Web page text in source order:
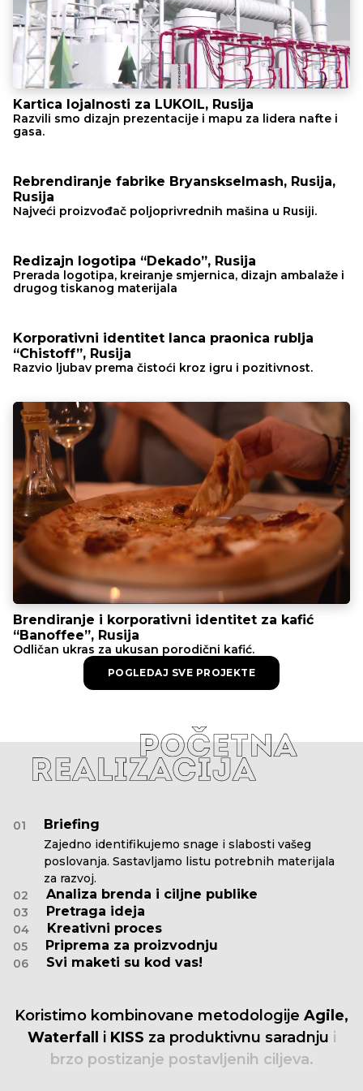
Kartica lojalnosti za LUKOIL, Rusija
Razvili smo dizajn prezentacije i mapu za lidera nafte i
gasa.
Rebrendiranje fabrike Bryanskselmash, Rusija,
Rusija
Najveći proizvođač poljoprivrednih mašina u Rusiji.
Redizajn logotipa “Dekado”, Rusija
Prerada logotipa, kreiranje smjernica, dizajn ambalaže i
drugog tiskanog materijala
Korporativni identitet lanca praonica rublja
“Chistoff”, Rusija
Razvio ljubav prema čistoći kroz igru ​​i pozitivnost.
Brendiranje i korporativni identitet za kafić
“Banoffee”, Rusija
Odličan ukras za ukusan porodični kafić.
POGLEDAJ SVE PROJEKTE
01 Briefing
Zajedno identifikujemo snage i slabosti vašeg
poslovanja. Sastavljamo listu potrebnih materijala
za razvoj.
02
Analiza brenda i ciljne publike
03 Pretraga ideja
04 Kreativni proces
05 Priprema za proizvodnju
06 Svi maketi su kod vas!
Koristimo kombinovane metodologije Agile,
Waterfall i KISS za produktivnu saradnju i
brzo postizanje postavljenih ciljeva.